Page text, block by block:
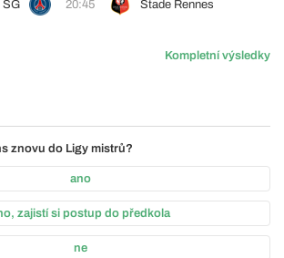
SG 20:45 Stade Rennes
Kompletní výsledky
znovu do Ligy mistrů?
ano
zajistí si postup do předkola
ne